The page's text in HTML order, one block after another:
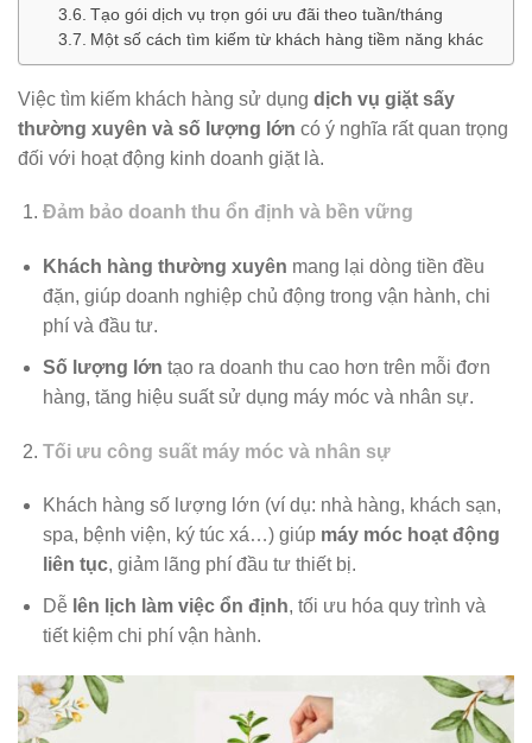
Tạo gói dịch vụ trọn gói ưu đãi theo tuần/tháng
Một số cách tìm kiếm từ khách hàng tiềm năng khác
Việc tìm kiếm khách hàng sử dụng dịch vụ giặt sấy
thường xuyên và số lượng lớn có ý nghĩa rất quan trọng
đối với hoạt động kinh doanh giặt là.
Đảm bảo doanh thu ổn định và bền vững
Khách hàng thường xuyên mang lại dòng tiền đều
đặn, giúp doanh nghiệp chủ động trong vận hành, chi
phí và đầu tư.
Số lượng lớn tạo ra doanh thu cao hơn trên mỗi đơn
hàng, tăng hiệu suất sử dụng máy móc và nhân sự.
Tối ưu công suất máy móc và nhân sự
Khách hàng số lượng lớn (ví dụ: nhà hàng, khách sạn,
spa, bệnh viện, ký túc xá…) giúp máy móc hoạt động
liên tục, giảm lãng phí đầu tư thiết bị.
Dễ lên lịch làm việc ổn định, tối ưu hóa quy trình và
tiết kiệm chi phí vận hành.